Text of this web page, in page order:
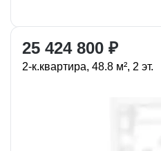
25 424 800 ₽
2-к.квартира, 48.8 м², 2 эт.